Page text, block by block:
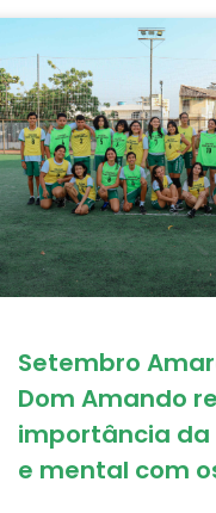
Setembro
Dom Amando
importância da
e mental com